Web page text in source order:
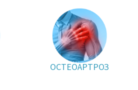
ОСТЕОАРТРОЗ